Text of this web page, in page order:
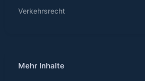
Verkehrsrecht
Mehr Inhalte